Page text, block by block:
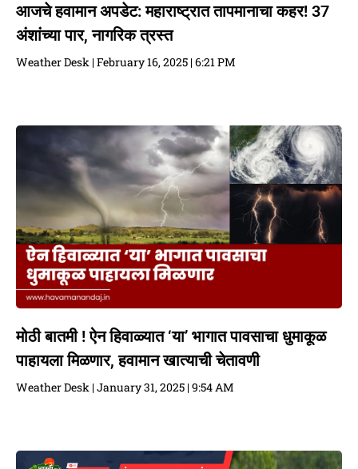
आजचे हवामान अपडेट: महाराष्ट्रात तापमानाचा कहर! 37
अंशांच्या पार, नागरिक त्रस्त
Weather Desk February 16, 2025 6:21 PM
मोठी बातमी ! ऐन हिवाळ्यात ‘या’ भागात पावसाचा धुमाकूळ
पाहायला मिळणार, हवामान खात्याची चेतावणी
Weather Desk January 31, 2025 9:54 AM